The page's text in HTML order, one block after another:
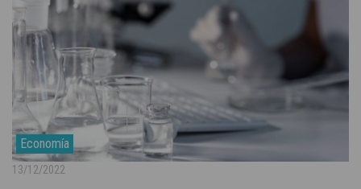
Economía
13/12/2022